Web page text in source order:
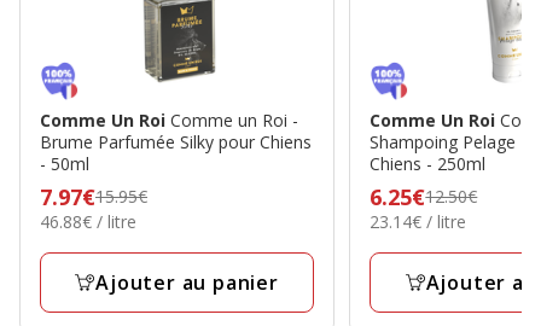
Comme Un Roi Comme un Roi -
Brume Parfumée Silky pour Chiens
- 50ml
Prix
précédent
15.95€,
final
7.97€15.95€
46.88€
Litre
46.88€ / litre
Ajouter au panier
Comme Un Roi
Shampoing Pelage
Chiens - 250ml
Prix
précédent
12.50€,
final
6.25€12.50€
23.14€
Litre
23.14€ / litre
Ajouter